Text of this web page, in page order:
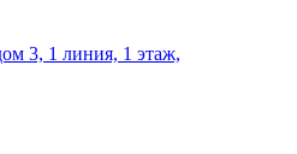
3, 1 линия, 1 этаж,